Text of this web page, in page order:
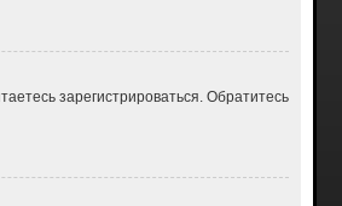
зарегистрироваться. Обратитесь